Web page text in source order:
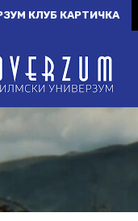
КЛУБ КАРТИЧКА